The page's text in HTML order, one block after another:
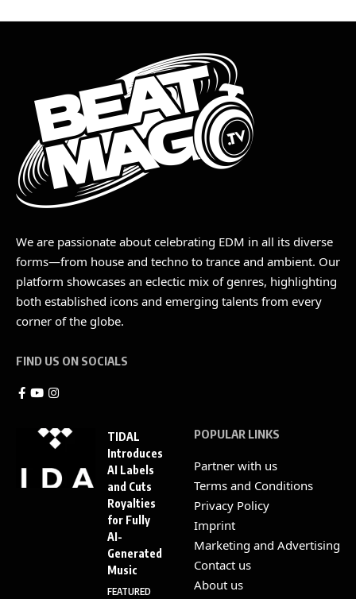
We are passionate about celebrating EDM in all its diverse
forms—from house and techno to trance and ambient. Our
platform showcases an eclectic mix of genres, highlighting
both established icons and emerging talents from every
corner of the globe.
FIND US ON SOCIALS
TIDAL
Introduces
AI Labels
and Cuts
Royalties
for Fully
AI-
Generated
Music
FEATURED
POPULAR LINKS
Partner with us
Terms and Conditions
Privacy Policy
Imprint
Marketing and Advertising
Contact us
About us